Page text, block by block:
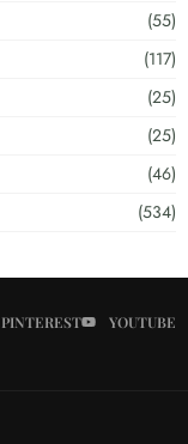
(55)
(117)
(25)
(25)
(46)
(534)
PINTEREST
YOUTUBE